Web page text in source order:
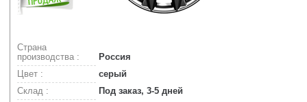
Страна
производства :
Россия
Цвет :
серый
Склад :
Под заказ, 3-5 дней